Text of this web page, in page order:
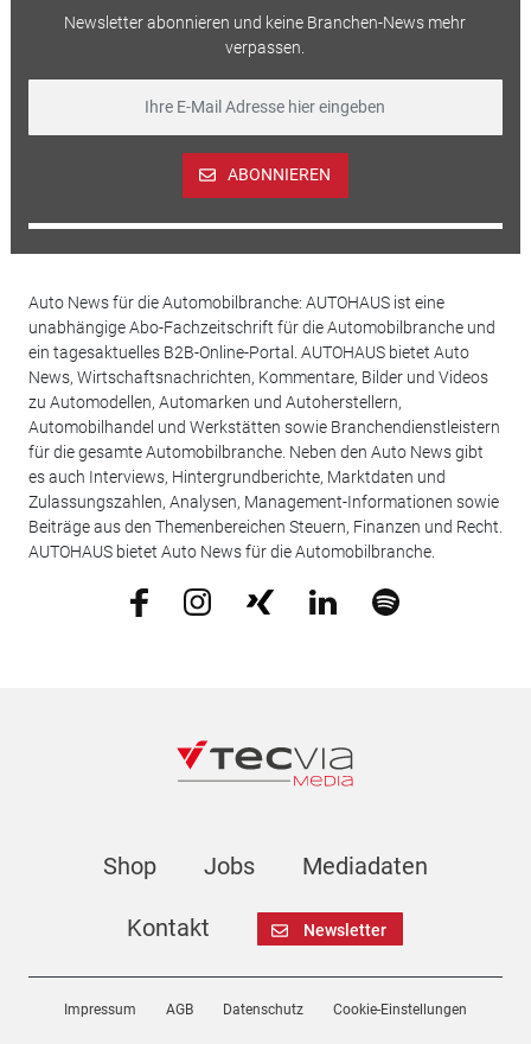
Newsletter abonnieren und keine Branchen-News mehr
verpassen.
ABONNIEREN
Auto News für die Automobilbranche: AUTOHAUS ist eine
unabhängige Abo-Fachzeitschrift für die Automobilbranche und
ein tagesaktuelles B2B-Online-Portal. AUTOHAUS bietet Auto
News, Wirtschaftsnachrichten, Kommentare, Bilder und Videos
zu Automodellen, Automarken und Autoherstellern,
Automobilhandel und Werkstätten sowie Branchendienstleistern
für die gesamte Automobilbranche. Neben den Auto News gibt
es auch Interviews, Hintergrundberichte, Marktdaten und
Zulassungszahlen, Analysen, Management-Informationen sowie
Beiträge aus den Themenbereichen Steuern, Finanzen und Recht.
AUTOHAUS bietet Auto News für die Automobilbranche.
Shop Jobs Mediadaten
Kontakt Newsletter
Impressum AGB Datenschutz Cookie-Einstellungen